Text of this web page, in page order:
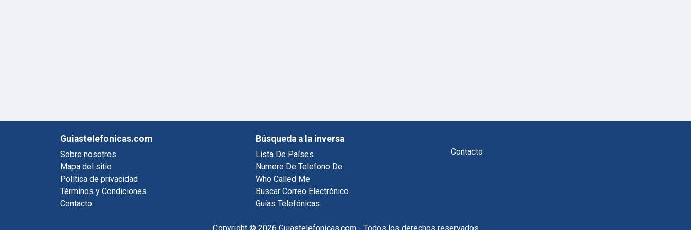
Guiastelefonicas.com
Sobre nosotros
Mapa del sitio
Política de privacidad
Términos y Condiciones
Contacto
Búsqueda a la inversa
Lista De Países
Numero De Telefono De
Who Called Me
Buscar Correo Electrónico
Guías Telefónicas
Contacto